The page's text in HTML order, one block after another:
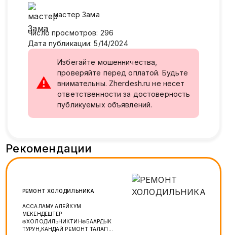
мастер Зама
Число просмотров: 296
Дата публикации: 5/14/2024
⚠
Избегайте мошенничества,
проверяйте перед оплатой. Будьте
внимательны. Zherdesh.ru не несет
ответственности за достоверность
публикуемых объявлений.
Рекомендации
РЕМОНТ ХОЛОДИЛЬНИКА
АССАЛАМУ АЛЕЙКУМ
МЕКЕНДЕШТЕР
❄️ХОЛОДИЛЬНИКТИН❄️БААРДЫК
ТУРУН,КАНДАЙ РЕМОНТ ТАЛАП